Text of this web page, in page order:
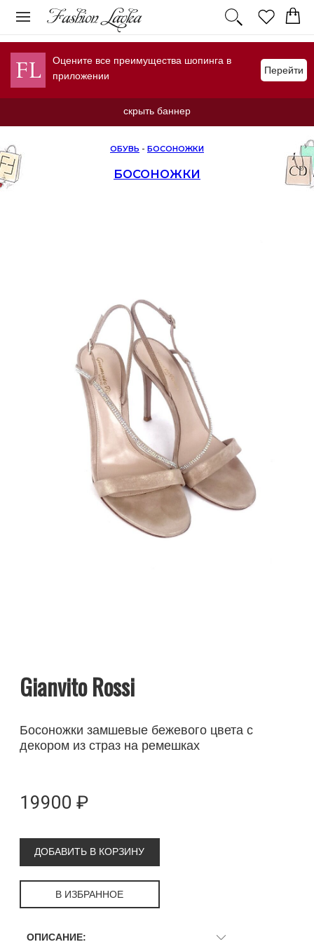
Оцените все преимущества шопинга в
приложении
Перейти
скрыть баннер
ОБУВЬ - БОСОНОЖКИ
БОСОНОЖКИ
Gianvito Rossi
Босоножки замшевые бежевого цвета с
декором из страз на ремешках
19900 ₽
ДОБАВИТЬ В КОРЗИНУ
В ИЗБРАННОЕ
ОПИСАНИЕ: